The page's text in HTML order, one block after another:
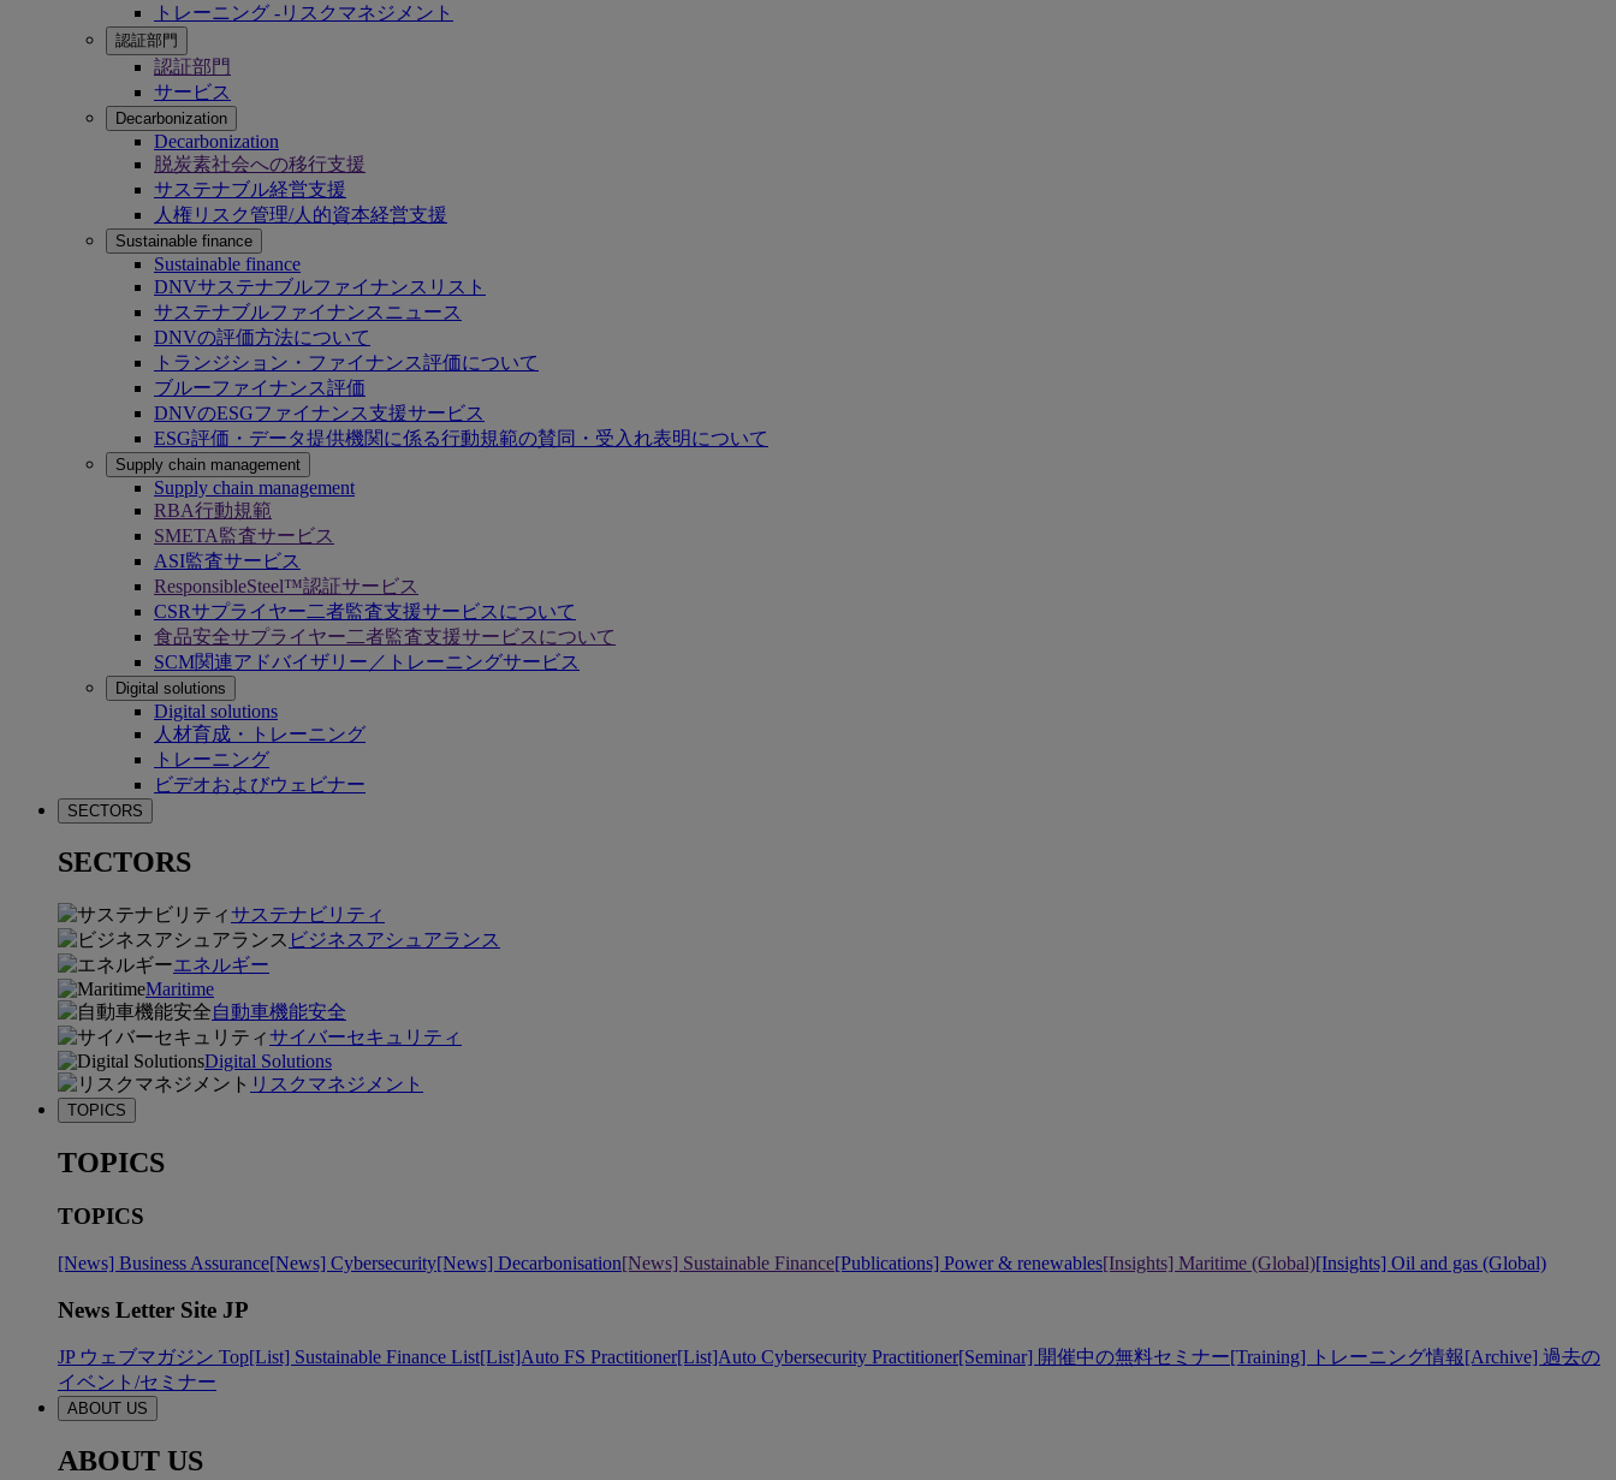
トレーニング -リスクマネジメント
認証部門
認証部門
サービス
Decarbonization
Decarbonization
脱炭素社会への移行支援
サステナブル経営支援
人権リスク管理/人的資本経営支援
Sustainable finance
Sustainable finance
DNVサステナブルファイナンスリスト
サステナブルファイナンスニュース
DNVの評価方法について
トランジション・ファイナンス評価について
ブルーファイナンス評価
DNVのESGファイナンス支援サービス
ESG評価・データ提供機関に係る行動規範の賛同・受入れ表明について
Supply chain management
Supply chain management
RBA行動規範
SMETA監査サービス
ASI監査サービス
ResponsibleSteel™認証サービス
CSRサプライヤー二者監査支援サービスについて
食品安全サプライヤー二者監査支援サービスについて
SCM関連アドバイザリー／トレーニングサービス
Digital solutions
Digital solutions
人材育成・トレーニング
トレーニング
ビデオおよびウェビナー
SECTORS
SECTORS
サステナビリティ
ビジネスアシュアランス
エネルギー
Maritime
自動車機能安全
サイバーセキュリティ
Digital Solutions
リスクマネジメント
TOPICS
TOPICS
TOPICS
[News] Business Assurance[News] Cybersecurity[News] Decarbonisation[News] Sustainable Finance[Publications] Power & renewables[Insights] Maritime (Global)[Insights] Oil and gas (Global)
News Letter Site JP
JP ウェブマガジン Top[List] Sustainable Finance List[List]Auto FS Practitioner[List]Auto Cybersecurity Practitioner[Seminar] 開催中の無料セミナー[Training] トレーニング情報[Archive] 過去の
イベント/セミナー
ABOUT US
ABOUT US